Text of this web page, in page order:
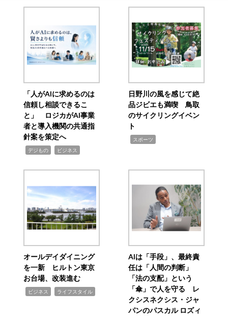
「人がAIに求めるのは
信頼し相談できるこ
と」 ロジカがAI事業
者と導入機関の共通指
針案を策定へ
デジもの ビジネス
日野川の風を感じて絶
品ジビエも満喫 鳥取
のサイクリングイベン
ト
スポーツ
オールデイダイニング
を一新 ヒルトン東京
お台場、改装進む
ビジネス ライフスタイル
AIは「手段」、最終責
任は「人間の判断」
「法の支配」という
「傘」で人を守る レ
クシスネクシス・ジャ
パンのパスカル ロズィ